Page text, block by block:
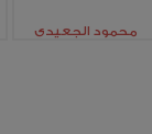
محمود الجعيدي